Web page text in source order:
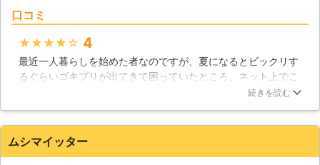
す。
め、家に毒性の強い雑菌やウイルスを
持ち込むことがあるので、注意が必要
です。ゴキブリ自身は油の膜で覆われ
ているため、雑菌の影響を受けないと
言われております。しかしサルモネラ
口コミ
★★★★★ 4
最近一人暮らしを始めた者なのですが、夏になるとビックリす
るぐらいゴキブリが出てきて困っていたところ、ネット上でこ
ちらの業者を見つけ依頼させていただきました。電話をし、す
最近再びゴキブリが出るようになっています。生命力が強く、
再発する恐れがあるとは聞いていましたが、2年で再発してし
続きを読む
ムシマイッター